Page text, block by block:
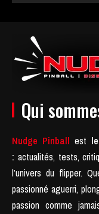
Qui
Nudge Pinball est
: actualités, tests,
l’univers du flipper.
passionné aguerri,
passion comme